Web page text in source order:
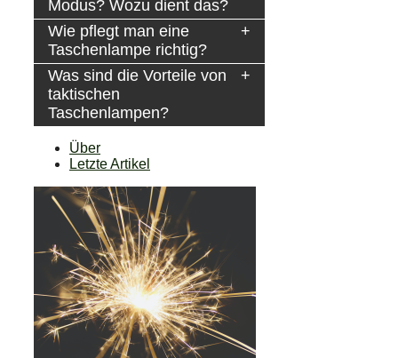
Modus? Wozu dient das?
Wie pflegt man eine
Taschenlampe richtig?
Was sind die Vorteile von
taktischen
Taschenlampen?
Über
Letzte Artikel